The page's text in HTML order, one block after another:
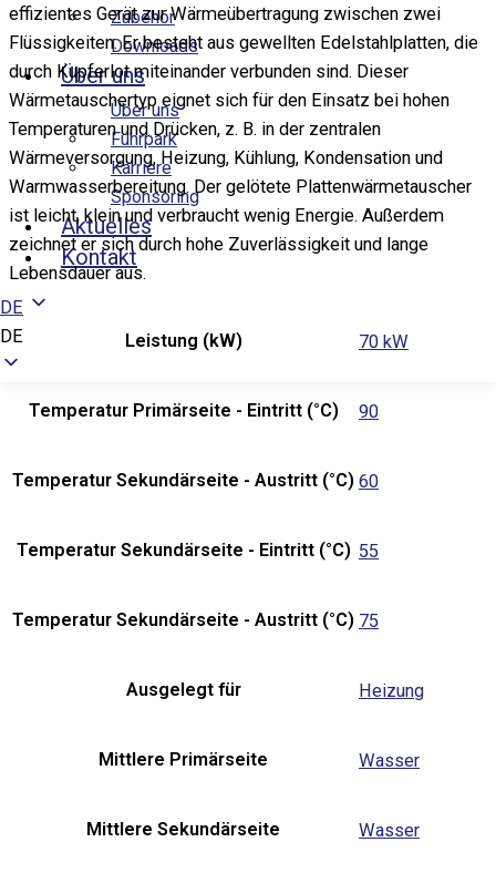
Zubehör
Downloads
Über uns
Über uns
Fuhrpark
Karriere
Sponsoring
Aktuelles
Kontakt
DE
DE
effizientes Gerät zur Wärmeübertragung zwischen zwei
Flüssigkeiten. Er besteht aus gewellten Edelstahlplatten, die
durch Kupferlot miteinander verbunden sind. Dieser
Wärmetauschertyp eignet sich für den Einsatz bei hohen
Temperaturen und Drücken, z. B. in der zentralen
Wärmeversorgung, Heizung, Kühlung, Kondensation und
Warmwasserbereitung. Der gelötete Plattenwärmetauscher
ist leicht, klein und verbraucht wenig Energie. Außerdem
zeichnet er sich durch hohe Zuverlässigkeit und lange
Lebensdauer aus.
Leistung (kW) 70 kW
Temperatur Primärseite - Eintritt (°C) 90
Temperatur Sekundärseite - Austritt (°C) 60
Temperatur Sekundärseite - Eintritt (°C) 55
Temperatur Sekundärseite - Austritt (°C) 75
Ausgelegt für Heizung
Mittlere Primärseite Wasser
Mittlere Sekundärseite Wasser